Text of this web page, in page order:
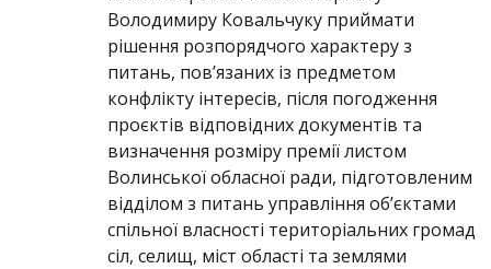
Володимиру Ковальчуку приймати
рішення розпорядчого характеру з
питань, пов’язаних із предметом
конфлікту інтересів, після погодження
проєктів відповідних документів та
визначення розміру премії листом
Волинської обласної ради, підготовленим
відділом з питань управління об’єктами
спільної власності територіальних громад
сіл, селищ, міст області та землями